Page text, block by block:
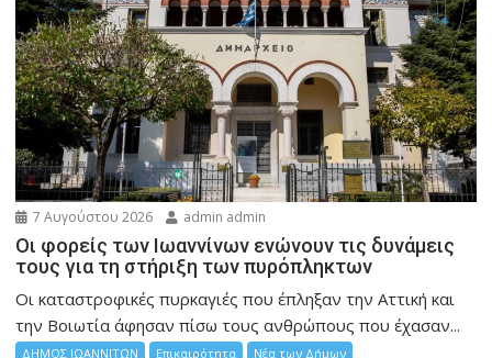
7 Αυγούστου 2026 admin admin
Οι φορείς των Ιωαννίνων ενώνουν τις δυνάμεις
τους για τη στήριξη των πυρόπληκτων
Οι καταστροφικές πυρκαγιές που έπληξαν την Αττική και
την Bοιωτία άφησαν πίσω τους ανθρώπους που έχασαν...
ΔΗΜΟΣ ΙΩΑΝΝΙΤΩΝ Επικαιρότητα Νέα των Δήμων